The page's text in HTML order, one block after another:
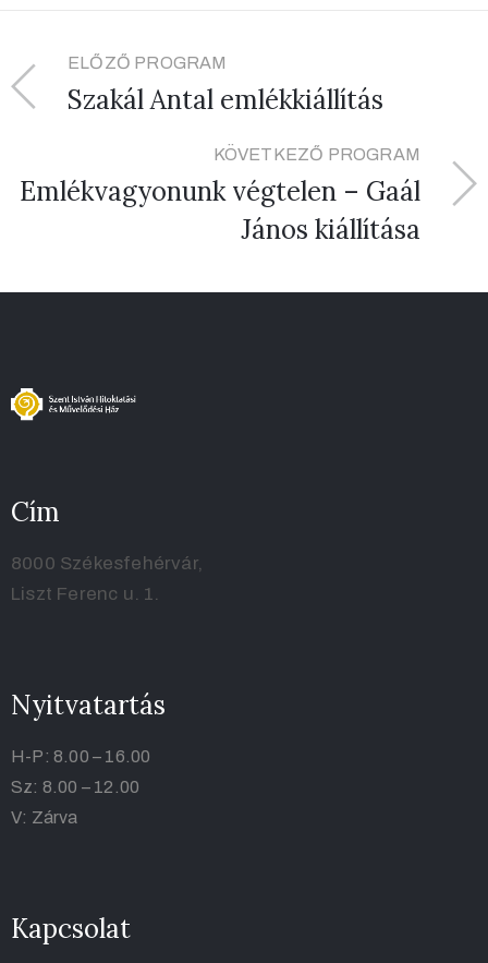
ELŐZŐ PROGRAM
Szakál Antal emlékkiállítás
KÖVETKEZŐ PROGRAM
Emlékvagyonunk végtelen – Gaál
János kiállítása
Cím
8000 Székesfehérvár,
Liszt Ferenc u. 1.
Nyitvatartás
H-P: 8.00 – 16.00
Sz: 8.00 – 12.00
V: Zárva
Kapcsolat